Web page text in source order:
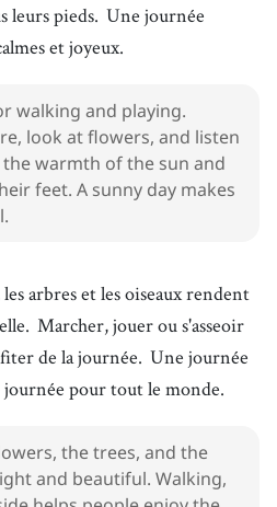
leurs pieds. Une journée
et joyeux.
walking and playing.
look at flowers, and listen
warmth of the sun and
feet. A sunny day makes
arbres et les oiseaux rendent
Marcher, jouer ou s'asseoir
de la journée. Une journée
pour tout le monde.
the trees, and the
and beautiful. Walking,